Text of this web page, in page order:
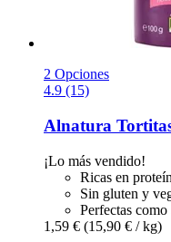
2 Opciones
4.9 (15)
Alnatura
¡Lo más vendido!
Ricas en
Sin gluten y
Perfectas como
1,59 € (15,90 € / kg)